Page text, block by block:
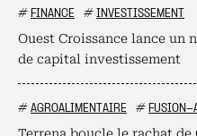
# FINANCE # INVESTISSEMENT
Ouest Croissance lance un
de capital investissement
# AGROALIMENTAIRE # FUSION-